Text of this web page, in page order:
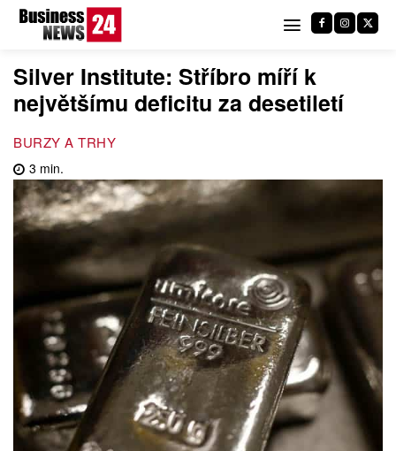
Silver Institute: Stříbro míří k
největšímu deficitu za desetiletí
BURZY A TRHY
3 min.